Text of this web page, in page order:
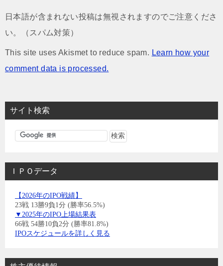
日本語が含まれない投稿は無視されますのでご注意くださ
い。（スパム対策）
This site uses Akismet to reduce spam. Learn how your
comment data is processed.
サイト検索
ＩＰＯデータ
【2026年のIPO戦績】
23戦 13勝9負1分 (勝率56.5%)
▼2025年のIPO上場結果表
66戦 54勝10負2分 (勝率81.8%)
IPOスケジュールを詳しく見る